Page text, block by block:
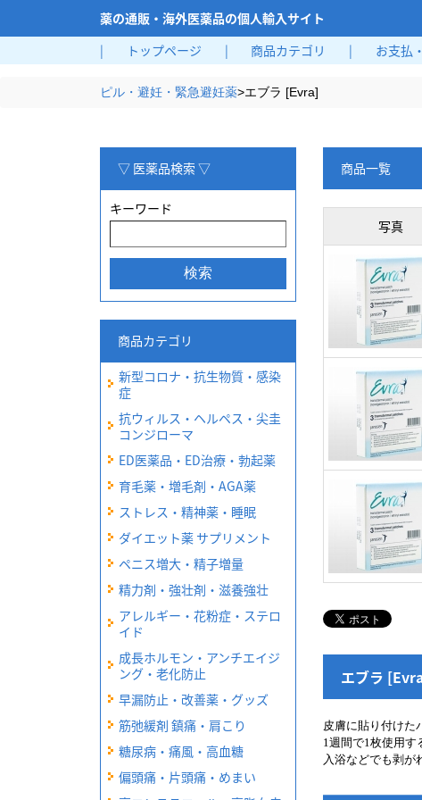
薬の通販・海外医薬品の個人輸入サイト
|
トップページ | 商品カテゴリ | お支払
ピル・避妊・緊急避妊薬>エブラ [Evra]
▽ 医薬品検索 ▽
キーワード
商品カテゴリ
新型コロナ・抗生物質・感染
症
抗ウィルス・ヘルペス・尖圭
コンジローマ
ED医薬品・ED治療・勃起薬
育毛薬・増毛剤・AGA薬
ストレス・精神薬・睡眠
ダイエット薬 サプリメント
ペニス増大・精子増量
精力剤・強壮剤・滋養強壮
アレルギー・花粉症・ステロ
イド
成長ホルモン・アンチエイジ
ング・老化防止
早漏防止・改善薬・グッズ
筋弛緩剤 鎮痛・肩こり
糖尿病・痛風・高血糖
偏頭痛・片頭痛・めまい
商品一覧
写真
エブラ
皮膚に貼り付けた
1週間で1枚使用す
入浴などでも剥が